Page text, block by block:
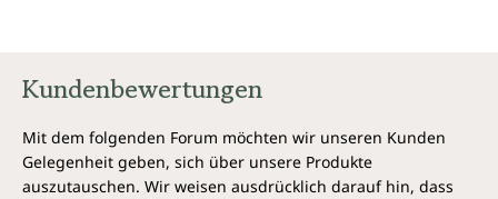
Kundenbewertungen
Mit dem folgenden Forum möchten wir unseren Kunden
Gelegenheit geben, sich über unsere Produkte
auszutauschen. Wir weisen ausdrücklich darauf hin, dass